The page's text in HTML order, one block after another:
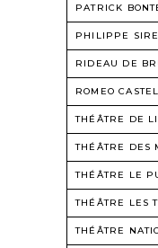
PATRICK
PHILIPPE
RIDEAU DE
ROMEO
THÉÂTRE DE
THÉÂTRE DES
THÉÂTRE LE
THÉÂTRE LES
THÉÂTRE